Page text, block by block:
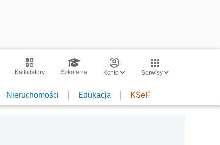
Kalkulatory Szkolenia Konto Serwisy
Nieruchomości Edukacja KSeF